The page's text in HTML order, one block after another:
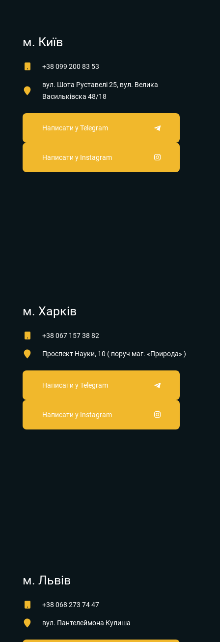
м. Київ
+38 099 200 83 53
вул. Шота Руставелі 25, вул. Велика
Васильківска 48/18
Написати у Telegram
Написати у Instagram
м. Харків
+38 067 157 38 82
Проспект Науки, 10 ( поруч маг. «Природа» )
Написати у Telegram
Написати у Instagram
м. Львів
+38 068 273 74 47
вул. Пантелеймона Кулиша